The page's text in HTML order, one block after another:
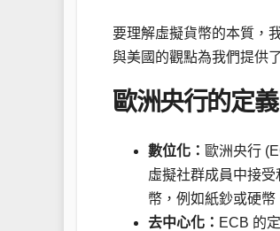
要理解虛擬貨幣的本質，
與美國的觀點為我們提供
歐洲央行的定義
數位化： 歐洲央行
虛擬社群成員中接
幣，例如紙鈔或硬幣
去中心化： ECB 的